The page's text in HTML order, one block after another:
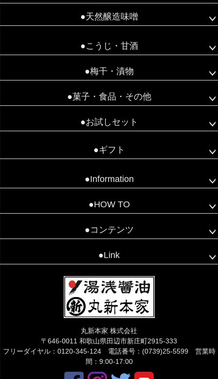
●天然醸造味噌
●こうじ・甘酒
●梅干・漬物
●菓子・食品・その他
●お試しセット
●ギフト
●Information
●HOW TO
●コンテンツ
●Link
丸新本家 株式会社
〒646-0011 和歌山県田辺市新庄町2915-333
フリーダイヤル：0120-345-124 電話番号：(0739)25-5599 営業時
間：9:00-17:00